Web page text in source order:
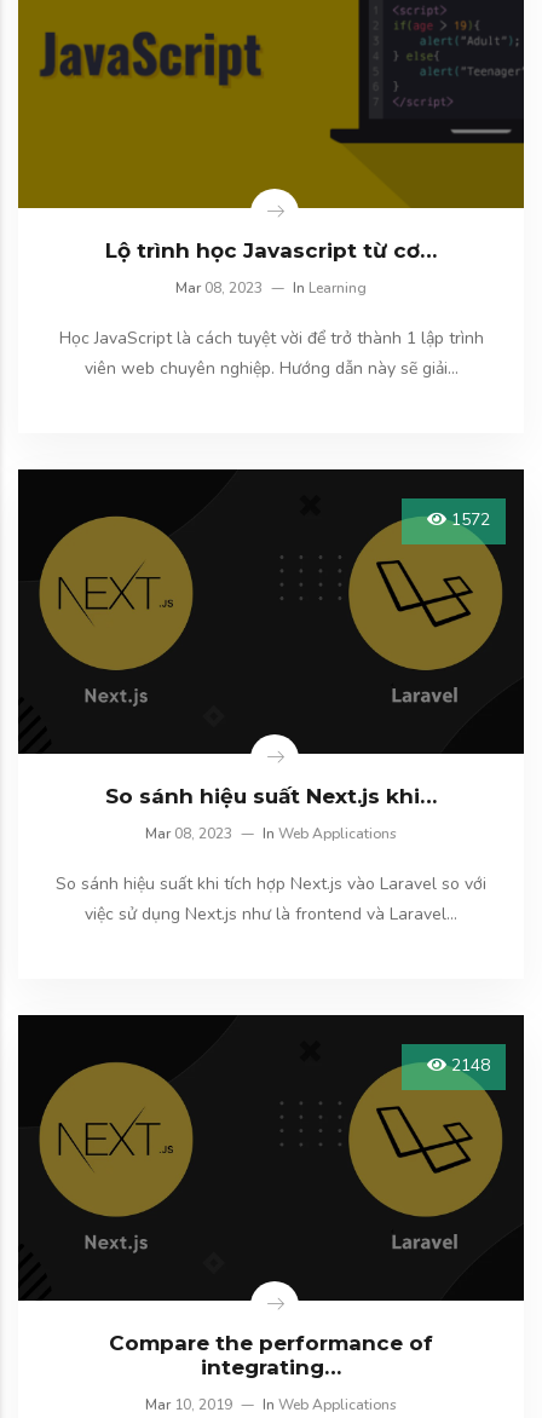
Lộ trình học Javascript từ cơ…
Mar08, 2023 In Learning
Học JavaScript là cách tuyệt vời để trở thành 1 lập trình
viên web chuyên nghiệp. Hướng dẫn này sẽ giải…
1572
So sánh hiệu suất Next.js khi…
Mar08, 2023 In Web Applications
So sánh hiệu suất khi tích hợp Next.js vào Laravel so với
việc sử dụng Next.js như là frontend và Laravel…
2148
Compare the performance of
integrating…
Mar10, 2019 In Web Applications